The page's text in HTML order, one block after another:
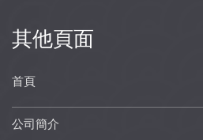
其他頁面
首頁
公司簡介